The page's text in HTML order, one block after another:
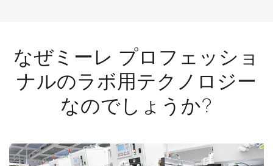
なぜミーレ プロフェッショ
ナルのラボ用テクノロジー
なのでしょうか?